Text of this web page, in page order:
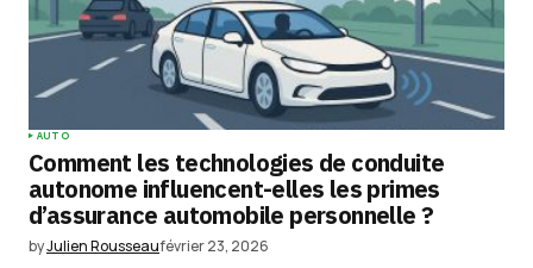
*
Your E-mail
Enregistrer mon nom, mon e-mail et mon
site dans le navigateur pour mon prochain
AUTO
Comment les technologies de conduite
autonome influencent-elles les primes
d’assurance automobile personnelle ?
byJulien Rousseaufévrier 23, 2026